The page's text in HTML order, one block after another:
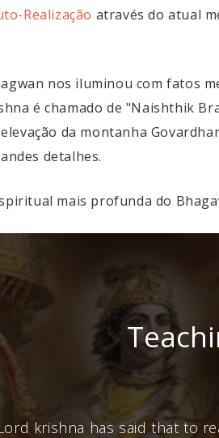
Realização através do atual
nos iluminou com fatos
é chamado de "Naishthik
da montanha
detalhes.
mais profunda do
krishna has said that to